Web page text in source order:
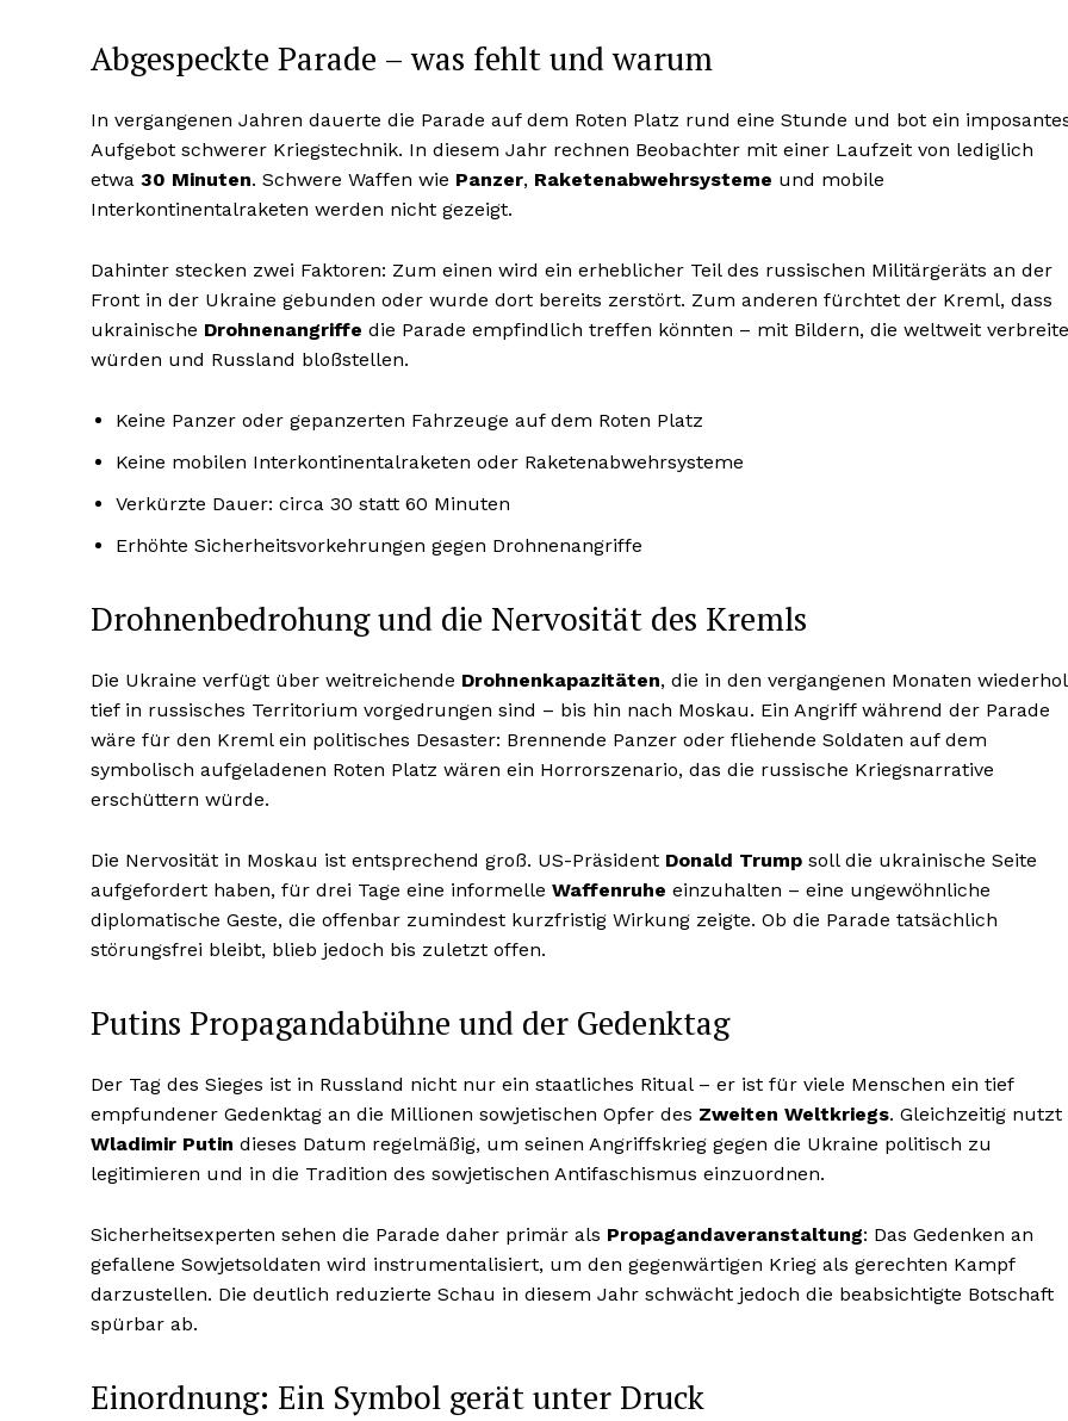
Abgespeckte Parade – was fehlt und warum
In vergangenen Jahren dauerte die Parade auf dem Roten Platz rund eine Stunde und bot ein
Aufgebot schwerer Kriegstechnik. In diesem Jahr rechnen Beobachter mit einer Laufzeit von lediglich
etwa 30 Minuten. Schwere Waffen wie Panzer, Raketenabwehrsysteme und mobile
Interkontinentalraketen werden nicht gezeigt.
Dahinter stecken zwei Faktoren: Zum einen wird ein erheblicher Teil des russischen Militärgeräts an der
Front in der Ukraine gebunden oder wurde dort bereits zerstört. Zum anderen fürchtet der Kreml, dass
ukrainische Drohnenangriffe die Parade empfindlich treffen könnten – mit Bildern, die weltweit
würden und Russland bloßstellen.
Keine Panzer oder gepanzerten Fahrzeuge auf dem Roten Platz
Keine mobilen Interkontinentalraketen oder Raketenabwehrsysteme
Verkürzte Dauer: circa 30 statt 60 Minuten
Erhöhte Sicherheitsvorkehrungen gegen Drohnenangriffe
Drohnenbedrohung und die Nervosität des Kremls
Die Ukraine verfügt über weitreichende Drohnenkapazitäten, die in den vergangenen Monaten
tief in russisches Territorium vorgedrungen sind – bis hin nach Moskau. Ein Angriff während der Parade
wäre für den Kreml ein politisches Desaster: Brennende Panzer oder fliehende Soldaten auf dem
symbolisch aufgeladenen Roten Platz wären ein Horrorszenario, das die russische Kriegsnarrative
erschüttern würde.
Die Nervosität in Moskau ist entsprechend groß. US-Präsident Donald Trump soll die ukrainische Seite
aufgefordert haben, für drei Tage eine informelle Waffenruhe einzuhalten – eine ungewöhnliche
diplomatische Geste, die offenbar zumindest kurzfristig Wirkung zeigte. Ob die Parade tatsächlich
störungsfrei bleibt, blieb jedoch bis zuletzt offen.
Putins Propagandabühne und der Gedenktag
Der Tag des Sieges ist in Russland nicht nur ein staatliches Ritual – er ist für viele Menschen ein tief
empfundener Gedenktag an die Millionen sowjetischen Opfer des Zweiten Weltkriegs. Gleichzeitig nutzt
Wladimir Putin dieses Datum regelmäßig, um seinen Angriffskrieg gegen die Ukraine politisch zu
legitimieren und in die Tradition des sowjetischen Antifaschismus einzuordnen.
Sicherheitsexperten sehen die Parade daher primär als Propagandaveranstaltung: Das Gedenken an
gefallene Sowjetsoldaten wird instrumentalisiert, um den gegenwärtigen Krieg als gerechten Kampf
darzustellen. Die deutlich reduzierte Schau in diesem Jahr schwächt jedoch die beabsichtigte Botschaft
spürbar ab.
Einordnung: Ein Symbol gerät unter Druck